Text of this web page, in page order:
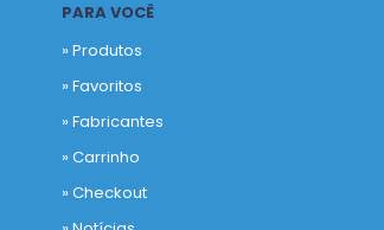
PARA VOCÊ
» Produtos
»Favoritos
»Fabricantes
»Carrinho
»Checkout